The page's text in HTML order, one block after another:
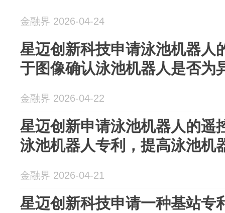
金融界 2026-04-24
星迈创新科技申请泳池机器人
于图像确认泳池机器人是否为
金融界 2026-04-22
星迈创新申请泳池机器人的遥
泳池机器人专利，提高泳池机
金融界 2026-04-21
星迈创新科技申请一种基站专